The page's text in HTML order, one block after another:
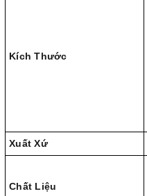
Kích Thước
Xuất Xứ
Chất Liệu